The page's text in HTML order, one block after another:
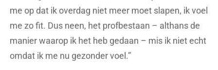
me op dat ik overdag niet meer moet slapen, ik voel
me zo fit. Dus neen, het profbestaan – althans de
manier waarop ik het heb gedaan – mis ik niet echt
omdat ik me nu gezonder voel.”